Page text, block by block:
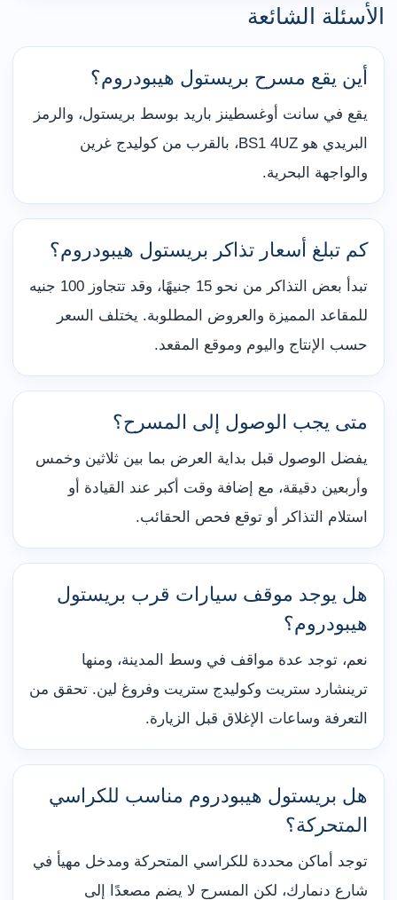
الأسئلة الشائعة
أين يقع مسرح بريستول هيبودروم؟
يقع في سانت أوغسطينز باريد بوسط بريستول، والرمز
البريدي هو BS1 4UZ، بالقرب من كوليدج غرين
والواجهة البحرية.
كم تبلغ أسعار تذاكر بريستول هيبودروم؟
تبدأ بعض التذاكر من نحو 15 جنيهًا، وقد تتجاوز 100 جنيه
للمقاعد المميزة والعروض المطلوبة. يختلف السعر
حسب الإنتاج واليوم وموقع المقعد.
متى يجب الوصول إلى المسرح؟
يفضل الوصول قبل بداية العرض بما بين ثلاثين وخمس
وأربعين دقيقة، مع إضافة وقت أكبر عند القيادة أو
استلام التذاكر أو توقع فحص الحقائب.
هل يوجد موقف سيارات قرب بريستول
هيبودروم؟
نعم، توجد عدة مواقف في وسط المدينة، ومنها
ترينشارد ستريت وكوليدج ستريت وفروغ لين. تحقق من
التعرفة وساعات الإغلاق قبل الزيارة.
هل بريستول هيبودروم مناسب للكراسي
المتحركة؟
توجد أماكن محددة للكراسي المتحركة ومدخل مهيأ في
شارع دنمارك، لكن المسرح لا يضم مصعدًا إلى